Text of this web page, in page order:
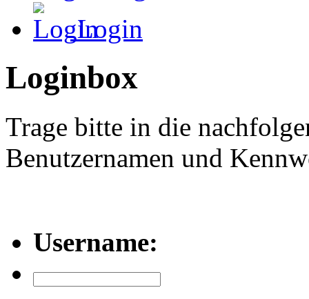
Login
Loginbox
Trage bitte in die
Benutzernamen und
Username: